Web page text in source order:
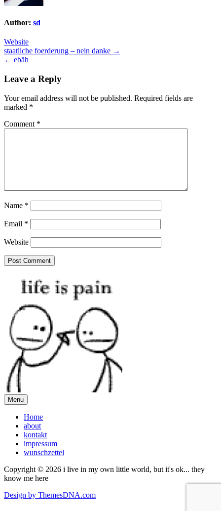
Author: sd
Website
Post
navigation
staatliche foerderung – nein danke →
← ebäh
Leave a Reply
Your email address will not be published. Required fields are
marked *
Comment *
Name *
Email *
Website
Menu
Home
about
kontakt
impressum
wunschzettel
Copyright © 2026 i live in my own little world, but it's ok... they
know me here
Design by ThemesDNA.com